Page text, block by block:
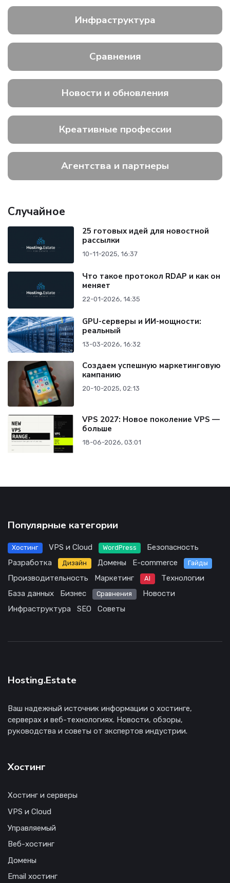
Инфраструктура
Сравнения
Новости и обновления
Креативные профессии
Агентства и партнеры
Случайное
25 готовых идей для новостной
рассылки
10-11-2025, 16:37
Что такое протокол RDAP и как он
меняет
22-01-2026, 14:35
GPU-серверы и ИИ-мощности:
реальный
13-03-2026, 16:32
Создаем успешную маркетинговую
кампанию
20-10-2025, 02:13
VPS 2027: Новое поколение VPS —
больше
18-06-2026, 03:01
Популярные категории
Хостинг VPS и Cloud WordPress
Безопасность
Разработка
Дизайн Домены E-commerce Гайды
Производительность Маркетинг AI
Технологии
База данных
Бизнес Сравнения
Новости
Инфраструктура
SEO Советы
Hosting.Estate
Ваш надежный источник информации о хостинге,
серверах и веб-технологиях. Новости, обзоры,
руководства и советы от экспертов индустрии.
Хостинг
Хостинг и серверы
VPS и Cloud
Управляемый
Веб-хостинг
Домены
Email хостинг